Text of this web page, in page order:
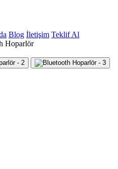
Blog İletişim Teklif Al
Hoparlör